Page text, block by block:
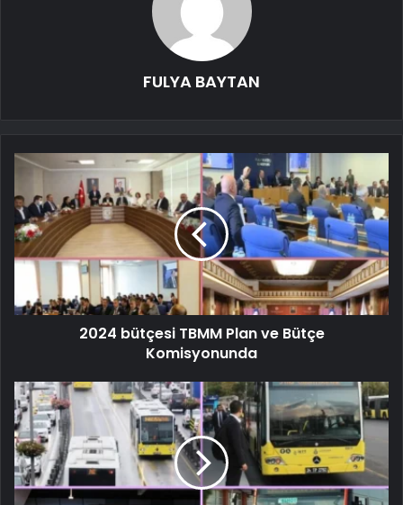
FULYA BAYTAN
2024 bütçesi TBMM Plan ve Bütçe
Komisyonunda